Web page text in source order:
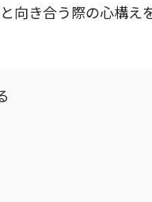
向き合う際の心構え